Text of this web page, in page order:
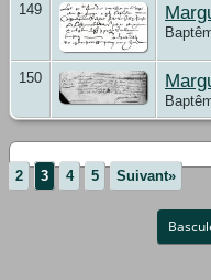
149
150
2
3 4 5 Suivant»